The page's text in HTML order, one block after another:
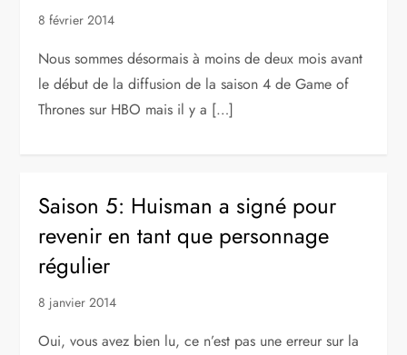
8 février 2014
Nous sommes désormais à moins de deux mois avant
le début de la diffusion de la saison 4 de Game of
Thrones sur HBO mais il y a […]
Saison 5: Huisman a signé pour
revenir en tant que personnage
régulier
8 janvier 2014
Oui, vous avez bien lu, ce n’est pas une erreur sur la